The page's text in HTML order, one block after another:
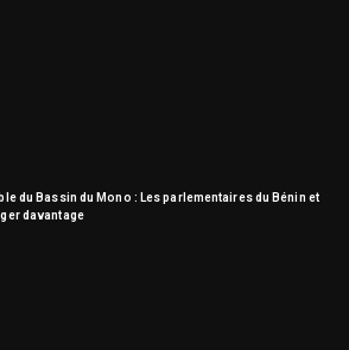
du Bassin du Mono : Les parlementaires du Bénin et
davantage